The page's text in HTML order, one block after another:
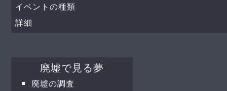
イベントの種類
詳細
廃墟で見る夢
廃墟の調査